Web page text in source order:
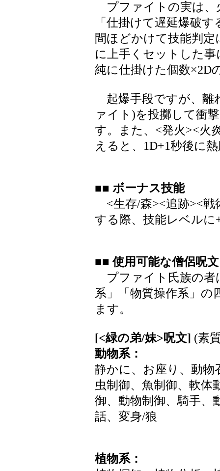
プファイトの実は、
「仕掛けて遅延爆破
間ほどかけて技能判
に上手くセットした
純に仕掛けた個数×2D
起爆手段ですが、離
ァイト)を投擲して衝
す。また、<発火><火
えると、1D+1秒後に
■■ ボーナス技能
<生存/森><追跡><戦
する際、技能レベル
■■ 使用可能な僧侶呪文
プファイト氏族の者
系」「物質操作系」の
ます。
[<緑の弟/妹>呪文] (素
動物系：
静かに、お座り、動物
虫制御、魚制御、軟体
御、動物制御、騎手、
話、変身/狼
植物系：